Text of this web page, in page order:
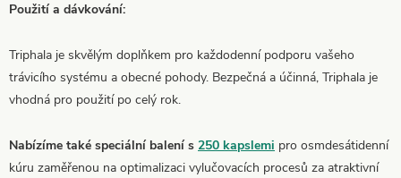
Použití a dávkování:
Triphala je skvělým doplňkem pro každodenní podporu vašeho
trávicího systému a obecné pohody. Bezpečná a účinná, Triphala je
vhodná pro použití po celý rok.
Nabízíme také speciální balení s 250 kapslemi pro osmdesátidenní
kúru zaměřenou na optimalizaci vylučovacích procesů za atraktivní